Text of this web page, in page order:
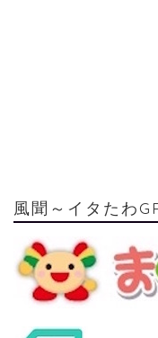
風聞～イタたわ